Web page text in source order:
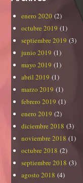
enero 2020 (2)
octubre 2019 (1)
septiembre 2019 (3)
junio 2019 (1)
mayo 2019 (1)
abril 2019 (1)
marzo 2019 (1)
febrero 2019 (1)
enero 2019 (2)
diciembre 2018 (3)
noviembre 2018 (1)
octubre 2018 (2)
septiembre 2018 (3)
agosto 2018 (4)